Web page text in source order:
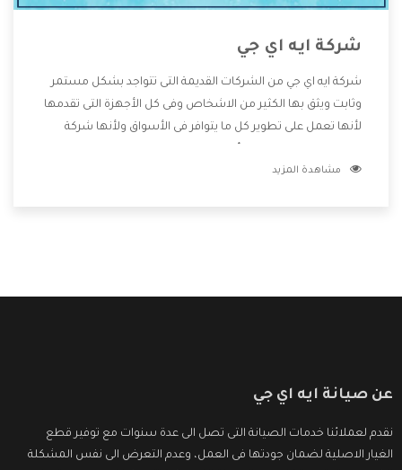
شركة ايه اي جي
شركة ايه اي جي من الشركات القديمة التى تتواجد بشكل مستمر
وثابت ويثق بها الكثير من الاشخاص وفى كل الأجهزة التى تقدمها
لأنها تعمل على تطوير كل ما يتوافر فى الأسواق ولأنها شركة
وتقدم للعملاء أقوى العروض والخصومات التى تسهل على
مشاهدة المزيد
عن صيانة ايه اي جي
نقدم لعملائنا خدمات الصيانة التى تصل الى عدة سنوات مع توفير قطع
الغيار الاصلية لضمان جودتها فى العمل، وعدم التعرض الى نفس المشكلة